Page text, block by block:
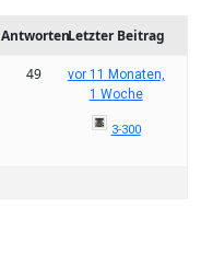
AntwortenLetzter Beitrag
49
vor 11 Monaten,
1 Woche
3-300